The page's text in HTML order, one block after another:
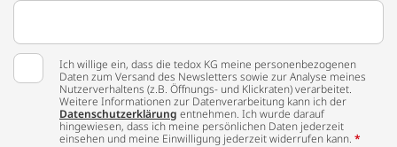
Ich willige ein, dass die tedox KG meine personenbezogenen
Daten zum Versand des Newsletters sowie zur Analyse meines
Nutzerverhaltens (z.B. Öffnungs- und Klickraten) verarbeitet.
Weitere Informationen zur Datenverarbeitung kann ich der
Datenschutzerklärung entnehmen. Ich wurde darauf
hingewiesen, dass ich meine persönlichen Daten jederzeit
einsehen und meine Einwilligung jederzeit widerrufen kann. *